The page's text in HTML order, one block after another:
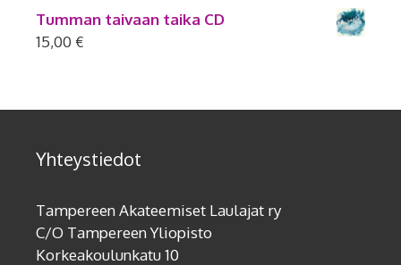
Tumman taivaan taika CD
15,00 €
Yhteystiedot
Tampereen Akateemiset Laulajat ry
C/O Tampereen Yliopisto
Korkeakoulunkatu 10